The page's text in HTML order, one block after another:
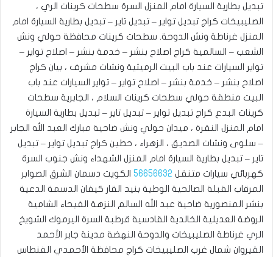
تبديل بطارية السيارة امام المنزل السرة سطحات كرينات الري ،
الصليبيخات كراج تبديل تواير – تبديل تاير – تبديل بطارية السيارة امام
المنزل غرناطة ونش الدوحة. ‎سطحات كرينات محافظة حولي ونش
الشعب – السالمية كراج اصلاح بنشر – خدمة بنشر – اصلاح تواير –
تواير السيارات عند باب البيت الرميثية ونشات مشرف ، بيان كراج
اصلاح بنشر – خدمة بنشر – اصلاح تواير – تواير السيارات عند باب
البيت منطقة حولي سطحات كرينات السلام ، الجابرية سطحات
كرينات البدع كراج تبديل تواير – تبديل تاير – تبديل بطارية السيارة
امام المنزل النقرة ، ميدان حولي ونش ضاحية مبارك العبد الله الجابر
– سلوى ونشات الصديق ، الزهراء ، حطين كراج تبديل تواير – تبديل
تاير – تبديل بطارية السيارة امام المنزل الشهداء ونش جنوب السرة
كهربائي سيارات متنقل 56656632 الكويت دسمان الشرق الصوابر
المرقاب القبلة الصالحية الوطية بنيد القار كيفان الدسمة الدعية
بنشر المنصورية ضاحية عبد الله السالم النزهة الفيحاء الشامية
الروضة العديلية الخالدية القادسية قرطبة السرة اليرموك الشويخ
الري غرناطة الصليبيخات والدوحة النهضة مدينة جابر الأحمد
القيروان شمال غرب الصليبيخات كراج محافظة الأحمدي الفنطاس